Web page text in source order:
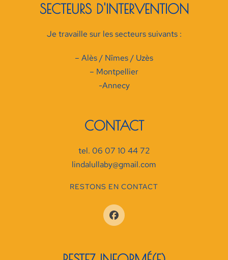
SECTEURS D'INTERVENTION
Je travaille sur les secteurs suivants :
– Alès / Nîmes / Uzès
– Montpellier
-Annecy
CONTACT
tel. 06 07 10 44 72
lindalullaby@gmail.com
RESTONS EN CONTACT